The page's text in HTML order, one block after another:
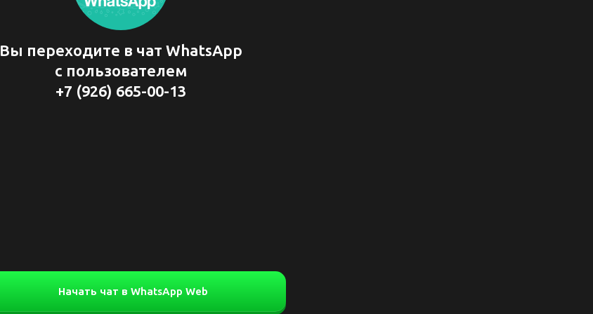
Вы переходите в чат WhatsApp
с пользователем
+7 (926) 665-00-13
Начать чат в WhatsApp Web